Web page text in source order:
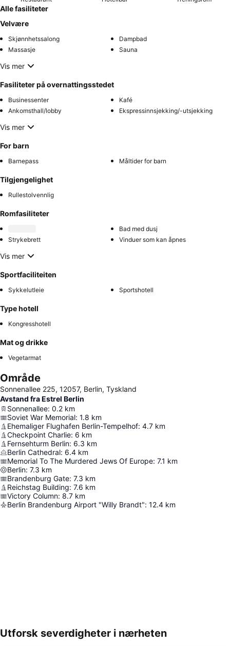
Alle fasiliteter
Velvære
Skjønnhetssalong
Dampbad
Massasje
Sauna
Vis mer
Fasiliteter på overnattingsstedet
Businessenter
Kafé
Ankomsthall/lobby
Ekspressinnsjekking/-utsjekking
Vis mer
For barn
Barnepass Måltider for barn
Tilgjengelighet
Rullestolvennlig
Romfasiliteter
Bad med dusj
Strykebrett
Vinduer som kan åpnes
Vis mer
Sportfaciliteiten
Sykkelutleie Sportshotell
Type hotell
Kongresshotell
Mat og drikke
Vegetarmat
Område
Sonnenallee 225, 12057, Berlin, Tyskland
Avstand fra Estrel Berlin
Sonnenallee: 0.2 km
Soviet War Memorial: 1.8 km
Ehemaliger Flughafen Berlin-Tempelhof: 4.7 km
Checkpoint Charlie: 6 km
Fernsehturm Berlin: 6.3 km
Berlin Cathedral: 6.4 km
Memorial To The Murdered Jews Of Europe: 7.1 km
Berlin: 7.3 km
Brandenburg Gate: 7.3 km
Reichstag Building: 7.6 km
Victory Column: 8.7 km
Berlin Brandenburg Airport "Willy Brandt": 12.4 km
Utforsk severdigheter i nærheten